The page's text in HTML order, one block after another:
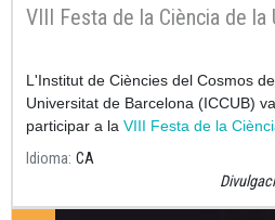
VIII Festa de la Ciència de la
L'Institut de Ciències del Cosmos
Universitat de Barcelona (ICCUB) va
participar a la VIII Festa de la
UB
Idioma CA